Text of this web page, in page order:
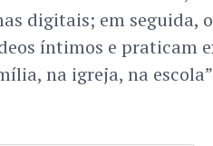
digitais; em seguida,
íntimos e praticam
na igreja, na